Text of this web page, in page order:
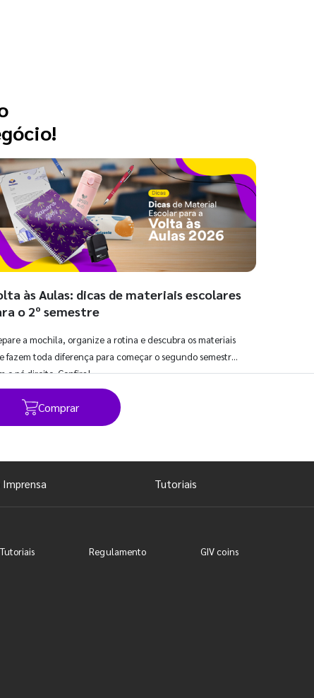
às Aulas: dicas de materiais escolares
o 2º semestre
a mochila, organize a rotina e descubra os materiais
fazem toda diferença para começar o segundo semestre
o pé direito. Confira!
Comprar
Imprensa Tutoriais
Regulamento
GIV coins